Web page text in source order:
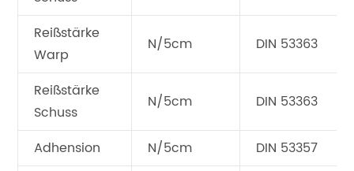
Reißstärke
Warp
N/5cm DIN 53363
Reißstärke
Schuss
N/5cm DIN 53363
Adhension N/5cm
DIN 53357